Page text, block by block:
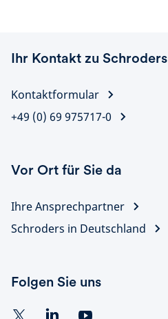
Ihr Kontakt zu Schroders
Kontaktformular
+49 (0) 69 975717-0
Vor Ort für Sie da
Ihre Ansprechpartner
Schroders in Deutschland
Folgen Sie uns